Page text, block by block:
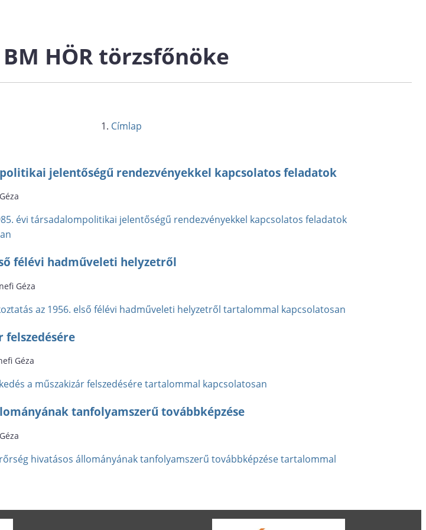
BM HÖR törzsfőnöke
Címlap
jelentőségű rendezvényekkel kapcsolatos feladatok
évi társadalompolitikai jelentőségű rendezvényekkel kapcsolatos feladatok
félévi hadműveleti helyzetről
Géza
az 1956. első félévi hadműveleti helyzetről tartalommal kapcsolatosan
felszedésére
Géza
a műszakizár felszedésére tartalommal kapcsolatosan
tanfolyamszerű továbbképzése
hivatásos állományának tanfolyamszerű továbbképzése tartalommal